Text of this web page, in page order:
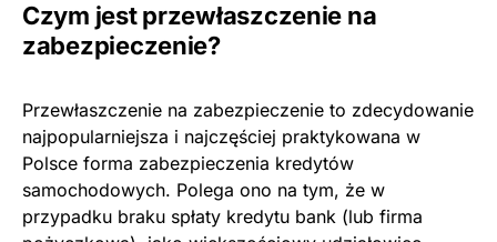
Czym jest przewłaszczenie na
zabezpieczenie?
Przewłaszczenie na zabezpieczenie to zdecydowanie
najpopularniejsza i najczęściej praktykowana w
Polsce forma zabezpieczenia kredytów
samochodowych. Polega ono na tym, że w
przypadku braku spłaty kredytu bank (lub firma